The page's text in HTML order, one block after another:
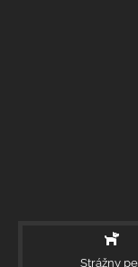
Strážny